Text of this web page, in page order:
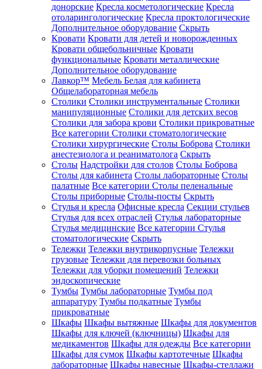
донорские Кресла косметологические Кресла
отоларингологические Кресла проктологические
Дополнительное оборудование Скрыть
Кровати Кровати для детей и новорожденных
Кровати общебольничные Кровати
функциональные Кровати металлические
Дополнительное оборудование
Лавкор™ Мебель Белая для кабинета
Общелабораторная мебель
Столики Столики инструментальные Столики
манипуляционные Столики для детских весов
Столики для забора крови Столики прикроватные
Все категории Столики стоматологические
Столики хирургические Столы Боброва Столики
анестезиолога и реаниматолога Скрыть
Столы Надстройки для столов Столы Боброва
Столы для кабинета Столы лабораторные Столы
палатные Все категории Столы пеленальные
Столы приборные Столы-посты Скрыть
Стулья и кресла Офисные кресла Секции стульев
Стулья для всех отраслей Стулья лабораторные
Стулья медицинские Все категории Стулья
стоматологические Скрыть
Тележки Тележки внутрикорпусные Тележки
грузовые Тележки для перевозки больных
Тележки для уборки помещений Тележки
эндоскопические
Тумбы Тумбы лабораторные Тумбы под
аппаратуру Тумбы подкатные Тумбы
прикроватные
Шкафы Шкафы вытяжные Шкафы для документов
Шкафы для ключей (ключницы) Шкафы для
медикаментов Шкафы для одежды Все категории
Шкафы для сумок Шкафы картотечные Шкафы
лабораторные Шкафы навесные Шкафы-стеллажи